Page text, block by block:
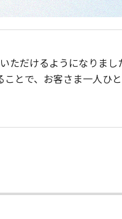
ただけるようになりまし
とで、お客さま一人ひ